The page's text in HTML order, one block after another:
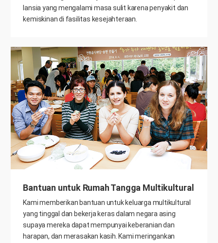
lansia yang mengalami masa sulit karena penyakit dan
kemiskinan di fasilitas kesejahteraan.
Bantuan untuk Rumah Tangga Multikultural
Kami memberikan bantuan untuk keluarga multikultural
yang tinggal dan bekerja keras dalam negara asing
supaya mereka dapat mempunyai keberanian dan
harapan, dan merasakan kasih. Kami meringankan